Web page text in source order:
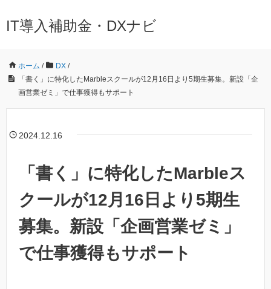
IT導入補助金・DXナビ
ホーム / DX /
「書く」に特化したMarbleスクールが12月16日より5期生募集。新設「企
画営業ゼミ」で仕事獲得もサポート
2024.12.16
「書く」に特化したMarbleス
クールが12月16日より5期生
募集。新設「企画営業ゼミ」
で仕事獲得もサポート